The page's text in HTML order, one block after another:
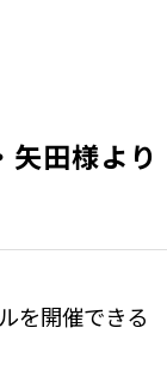
田様より
を開催できる